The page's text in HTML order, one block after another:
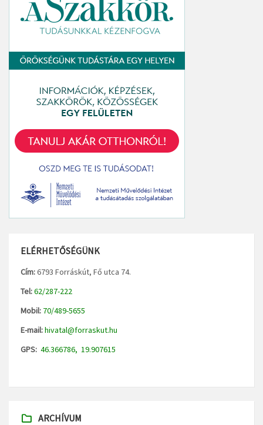
ELÉRHETŐSÉGÜNK
Cím:6793 Forráskút, Fő utca 74.
Tel:62/287-222
Mobil: 70/489-5655
E-mail:hivatal@forraskut.hu
GPS: 46.366786, 19.907615
ARCHÍVUM